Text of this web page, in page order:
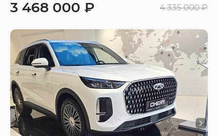
3 468 000 ₽ 4 335 000 ₽